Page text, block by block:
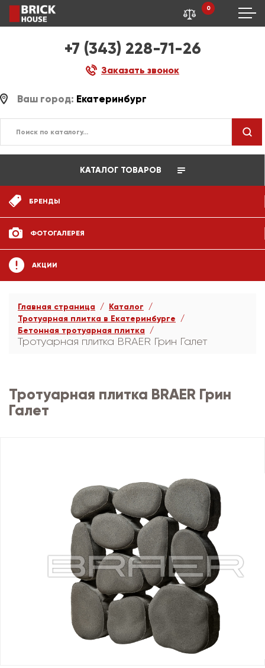
+7 (343) 228-71-26
Заказать звонок
0
Ваш город: Екатеринбург
КАТАЛОГ ТОВАРОВ
БРЕНДЫ
ФОТОГАЛЕРЕЯ
АКЦИИ
Главная страница
Каталог
Тротуарная плитка в Екатеринбурге
Бетонная тротуарная плитка
Тротуарная плитка BRAER Грин Галет
Тротуарная плитка BRAER Грин
Галет